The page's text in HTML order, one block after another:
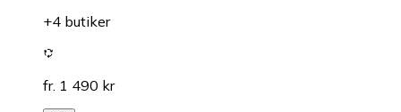
+4 butiker
fr. 1 490 kr